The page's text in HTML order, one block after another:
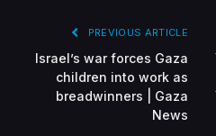
PREVIOUS ARTICLE
Israel’s war forces Gaza
children into work as
breadwinners | Gaza
News